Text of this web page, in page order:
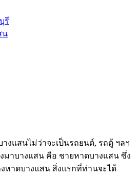
รี
น
างแสนไม่ว่าจะเป็นรถยนต์, รถตู้ ฯลฯ
มาบางแสน คือ ชายหาดบางแสน ซึ่ง
หาดบางแสน สิ่งแรกที่ท่านจะได้